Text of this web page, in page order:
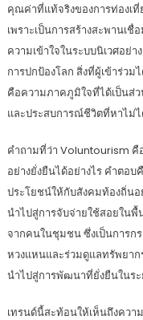
คุณค่าที่แท้จริงของการท่องเ
เพราะเป็นการสร้างสะพานเ
ความเข้าใจในระบบนิเวศอย่
การปกป้องโลก สิ่งที่ผู้เข้าร่ว
คือความภาคภูมิใจที่ได้เป็นส่
และประสบการณ์ชีวิตที่หาไม่
คำถามที่ว่า Voluntourism
อย่างยั่งยืนได้อย่างไร คำตอ
ประโยชน์ให้กับสังคมท้องถิ่นอ
นำไปสู่การจับจ่ายใช้สอยในพื้
จากคนในชุมชน ซึ่งเป็นการกร
หวงแหนและร่วมดูแลทรัพยา
นำไปสู่การพัฒนาที่ยั่งยืนในระ
เทรนด์นี้สะท้อนให้เห็นถึงควา